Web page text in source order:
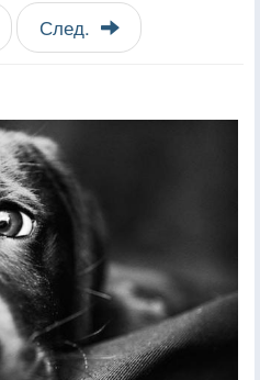
След.